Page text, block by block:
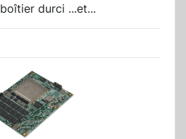
durci ...et...